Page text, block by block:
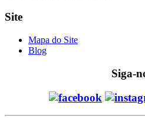
Site
Mapa do Site
Blog
Siga-